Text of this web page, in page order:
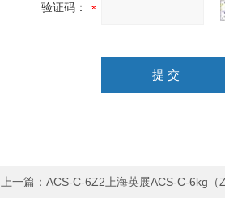
验证码：
上一篇： ACS-C-6Z2上海英展ACS-C-6kg（